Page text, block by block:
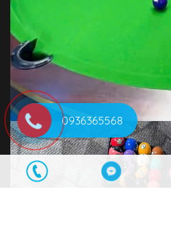
0936365568